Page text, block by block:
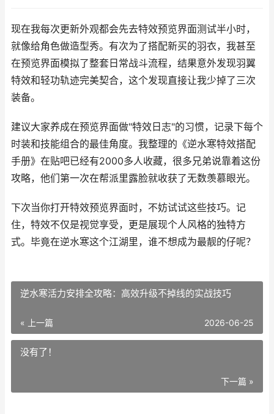
现在我每次更新外观都会先去特效预览界面测试半小时，
就像给角色做造型秀。有次为了搭配新买的羽衣，我甚至
在预览界面模拟了整套日常战斗流程，结果意外发现羽翼
特效和轻功轨迹完美契合，这个发现直接让我少掉了三次
装备。
建议大家养成在预览界面做"特效日志"的习惯，记录下每个
时装和技能组合的最佳角度。我整理的《逆水寒特效搭配
手册》在贴吧已经有2000多人收藏，很多兄弟说靠着这份
攻略，他们第一次在帮派里露脸就收获了无数羡慕眼光。
下次当你打开特效预览界面时，不妨试试这些技巧。记
住，特效不仅是视觉享受，更是展现个人风格的独特方
式。毕竟在逆水寒这个江湖里，谁不想成为最靓的仔呢？
逆水寒活力安排全攻略：高效升级不掉线的实战技巧
« 上一篇 2026-06-25
没有了！
下一篇 »